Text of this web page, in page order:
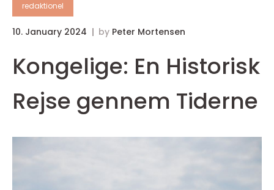
redaktionel
10. January 2024 by Peter Mortensen
Kongelige: En Historisk
Rejse gennem Tiderne